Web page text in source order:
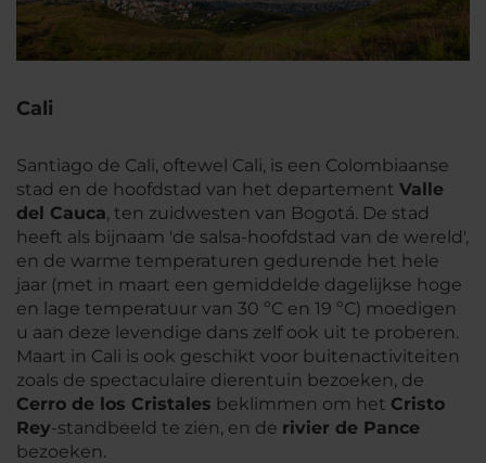
Cali
Santiago de Cali, oftewel Cali, is een Colombiaanse
stad en de hoofdstad van het departement Valle
del Cauca, ten zuidwesten van Bogotá. De stad
heeft als bijnaam 'de salsa-hoofdstad van de wereld',
en de warme temperaturen gedurende het hele
jaar (met in maart een gemiddelde dagelijkse hoge
en lage temperatuur van 30 ºC en 19 ºC) moedigen
u aan deze levendige dans zelf ook uit te proberen.
Maart in Cali is ook geschikt voor buitenactiviteiten
zoals de spectaculaire dierentuin bezoeken, de
Cerro de los Cristales beklimmen om het Cristo
Rey-standbeeld te zien, en de rivier de Pance
bezoeken.